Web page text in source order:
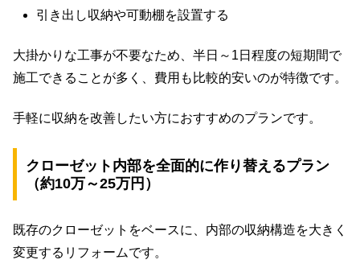
引き出し収納や可動棚を設置する
大掛かりな工事が不要なため、半日～1日程度の短期間で
施工できることが多く、費用も比較的安いのが特徴です。
手軽に収納を改善したい方におすすめのプランです。
クローゼット内部を全面的に作り替えるプラン
（約10万～25万円）
既存のクローゼットをベースに、内部の収納構造を大きく
変更するリフォームです。